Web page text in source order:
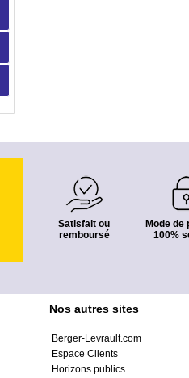
Satisfait ou
remboursé
Mode de
100%
Nos autres sites
Berger-Levrault.com
Espace Clients
Horizons publics